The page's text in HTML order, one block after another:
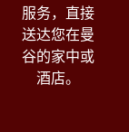
服务，直接
送达您在曼
谷的家中或
酒店。